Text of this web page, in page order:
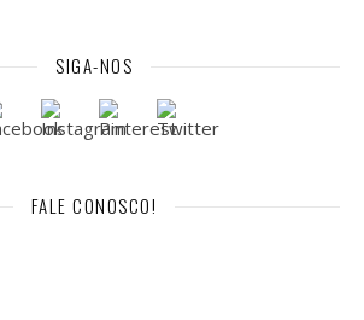
SIGA-NOS
FALE CONOSCO!